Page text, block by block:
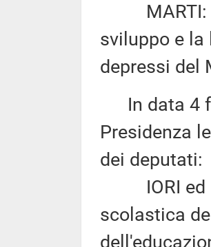
MARTI:
sviluppo e
depressi del
In data 4
Presidenza
dei deputati:
IORI ed
scolastica